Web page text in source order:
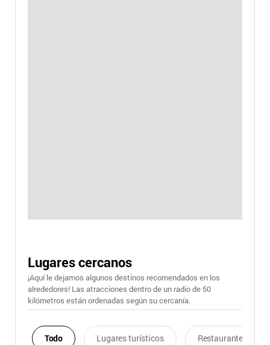
Lugares cercanos
¡Aquí le dejamos algunos destinos recomendados en los
alrededores! Las atracciones dentro de un radio de 50
kilómetros están ordenadas según su cercanía.
Todo Lugares turísticos Restaurantes